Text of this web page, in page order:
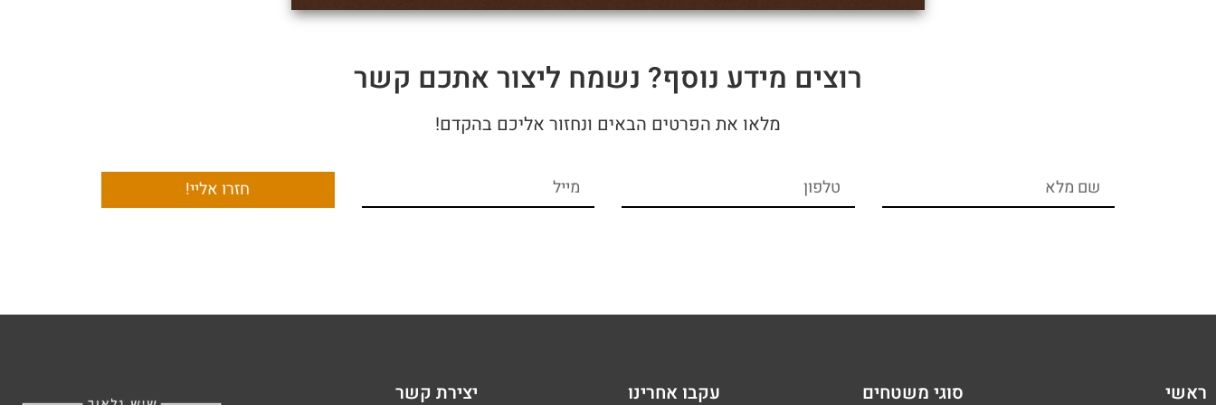
רוצים מידע נוסף? נשמח ליצור אתכם קשר
מלאו את הפרטים הבאים ונחזור אליכם בהקדם!
חזרו אליי!
ראשי סוגי משטחים עקבו אחרינו יצירת קשר